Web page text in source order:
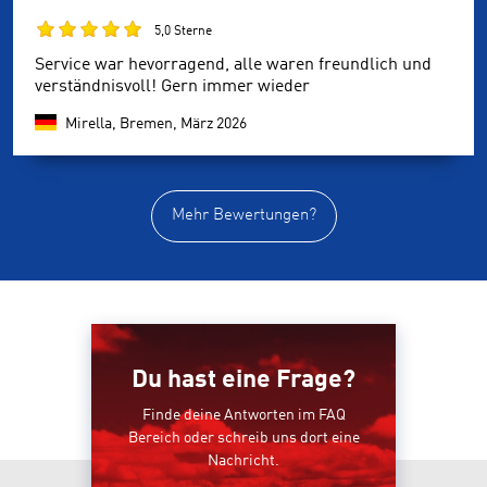
5,0 Sterne
Service war hevorragend, alle waren freundlich und
verständnisvoll! Gern immer wieder
Mirella, Bremen, März 2026
Mehr Bewertungen?
Du hast eine Frage?
Finde deine Antworten im FAQ
Bereich oder schreib uns dort eine
Nachricht.